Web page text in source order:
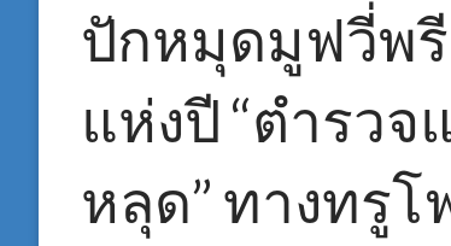
ปักหมุดมูฟวี่พ
แห่งปี “ตำรว
หลุด” ทางทรูโ